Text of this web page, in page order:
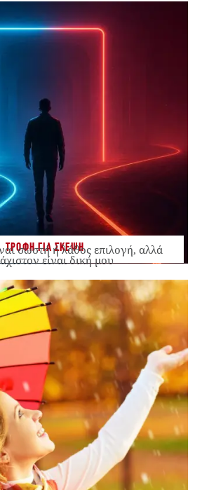
ΤΡΟΦΗ ΓΙΑ ΣΚΕΨΗ
σωστή ή λάθος επιλογή, αλλά
είναι δική μου